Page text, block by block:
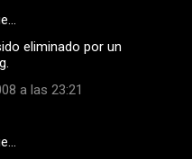
eliminado por un
a las 23:21